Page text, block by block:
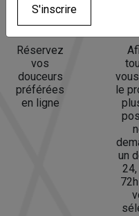
Réservez
vos
douceurs
préférées
en ligne
le
un
S'inscrire